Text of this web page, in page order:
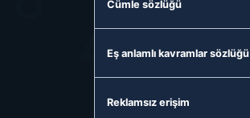
Cümle sözlüğü
Eş anlamlı kavramlar sözlüğü
Reklamsız erişim